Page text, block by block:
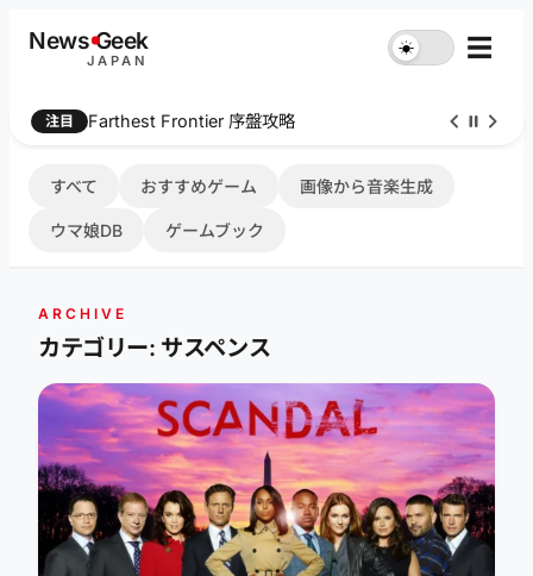
NewsGeek
JAPAN
☀︎ ☰
注目 Farthest Frontier 序盤攻略
すべて おすすめゲーム 画像から音楽生成
ウマ娘DB ゲームブック
ARCHIVE
カテゴリー: サスペンス